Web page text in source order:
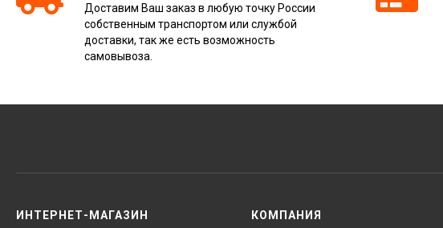
Доставим Ваш заказ в любую точку России
собственным транспортом или службой
доставки, так же есть возможность
самовывоза.
ИНТЕРНЕТ-МАГАЗИН КОМПАНИЯ